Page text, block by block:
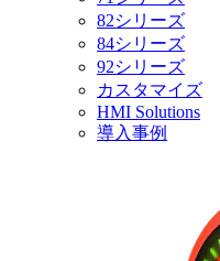
82シリーズ
84シリーズ
92シリーズ
カスタマイズ
HMI Solutions
導入事例